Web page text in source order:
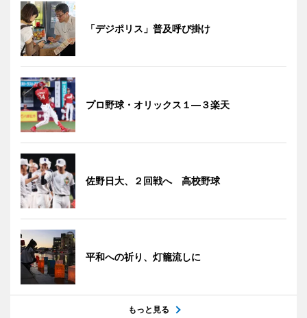
「デジポリス」普及呼び掛け
プロ野球・オリックス１―３楽天
佐野日大、２回戦へ 高校野球
平和への祈り、灯籠流しに
もっと見る